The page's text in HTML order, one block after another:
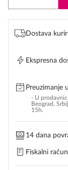
Good
Morning
Gel
Cleanser
Dostava
Ekspresna
Preuzimanje
- U
Beograd,
15h.
14 dana
Fiskalni